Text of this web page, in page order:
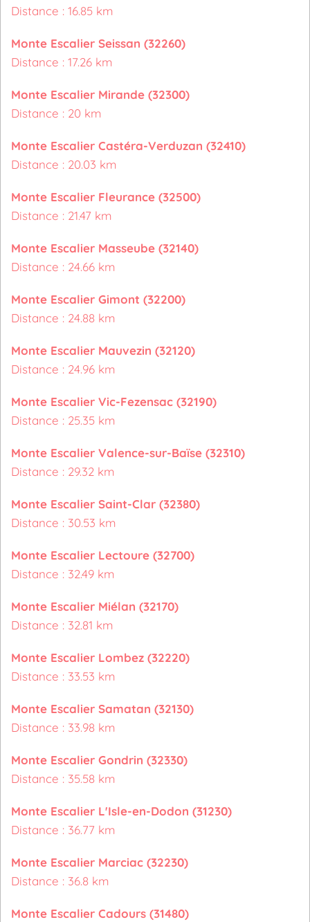
Distance : 16.85 km
Monte Escalier Seissan (32260)
Distance : 17.26 km
Monte Escalier Mirande (32300)
Distance : 20 km
Monte Escalier Castéra-Verduzan (32410)
Distance : 20.03 km
Monte Escalier Fleurance (32500)
Distance : 21.47 km
Monte Escalier Masseube (32140)
Distance : 24.66 km
Monte Escalier Gimont (32200)
Distance : 24.88 km
Monte Escalier Mauvezin (32120)
Distance : 24.96 km
Monte Escalier Vic-Fezensac (32190)
Distance : 25.35 km
Monte Escalier Valence-sur-Baïse (32310)
Distance : 29.32 km
Monte Escalier Saint-Clar (32380)
Distance : 30.53 km
Monte Escalier Lectoure (32700)
Distance : 32.49 km
Monte Escalier Miélan (32170)
Distance : 32.81 km
Monte Escalier Lombez (32220)
Distance : 33.53 km
Monte Escalier Samatan (32130)
Distance : 33.98 km
Monte Escalier Gondrin (32330)
Distance : 35.58 km
Monte Escalier L'Isle-en-Dodon (31230)
Distance : 36.77 km
Monte Escalier Marciac (32230)
Distance : 36.8 km
Monte Escalier Cadours (31480)